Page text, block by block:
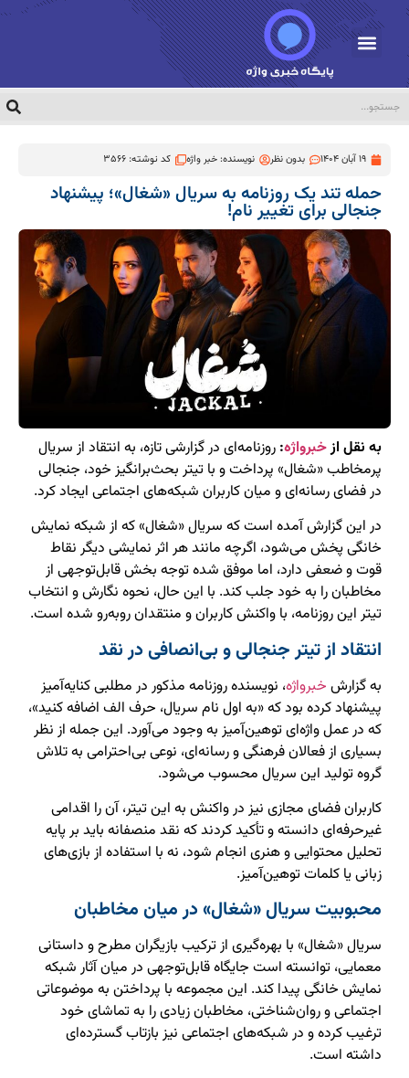
19 آبان 1404 بدون نظر نویسنده:خبر واژه کد نوشته: 3566
حمله تند یک روزنامه به سریال «شغال»؛ پیشنهاد
جنجالی برای تغییر نام!
به نقل ازخبرواژه: روزنامه‌ای در گزارشی تازه، به انتقاد از سریال
پرمخاطب «شغال» پرداخت و با تیتر بحث‌برانگیز خود، جنجالی
در فضای رسانه‌ای و میان کاربران شبکه‌های اجتماعی ایجاد کرد.
در این گزارش آمده است که سریال «شغال» که از شبکه نمایش
خانگی پخش می‌شود، اگرچه مانند هر اثر نمایشی دیگر نقاط
قوت و ضعفی دارد، اما موفق شده توجه بخش قابل‌توجهی از
مخاطبان را به خود جلب کند. با این حال، نحوه نگارش و انتخاب
تیتر این روزنامه، با واکنش کاربران و منتقدان روبه‌رو شده است.
انتقاد از تیتر جنجالی و بی‌انصافی در نقد
به گزارش خبرواژه، نویسنده روزنامه مذکور در مطلبی کنایه‌آمیز
پیشنهاد کرده بود که «به اول نام سریال، حرف الف اضافه کنید»،
که در عمل واژه‌ای توهین‌آمیز به وجود می‌آورد. این جمله از نظر
بسیاری از فعالان فرهنگی و رسانه‌ای، نوعی بی‌احترامی به تلاش
گروه تولید این سریال محسوب می‌شود.
کاربران فضای مجازی نیز در واکنش به این تیتر، آن را اقدامی
غیرحرفه‌ای دانسته و تأکید کردند که نقد منصفانه باید بر پایه
تحلیل محتوایی و هنری انجام شود، نه با استفاده از بازی‌های
زبانی یا کلمات توهین‌آمیز.
محبوبیت سریال «شغال» در میان مخاطبان
سریال «شغال» با بهره‌گیری از ترکیب بازیگران مطرح و داستانی
معمایی، توانسته است جایگاه قابل‌توجهی در میان آثار شبکه
نمایش خانگی پیدا کند. این مجموعه با پرداختن به موضوعاتی
اجتماعی و روان‌شناختی، مخاطبان زیادی را به تماشای خود
ترغیب کرده و در شبکه‌های اجتماعی نیز بازتاب گسترده‌ای
داشته است.